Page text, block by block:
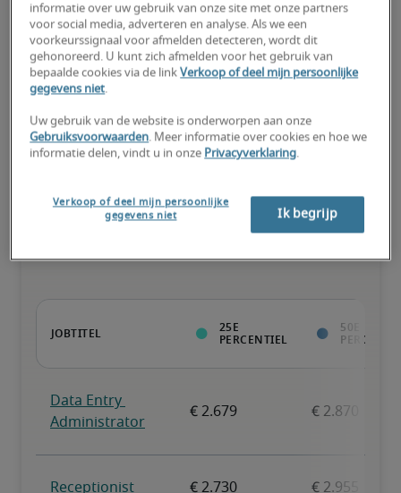
Kandidaat heeft bovengemiddeld veel ervaring, beschikt over (zo
goed als) alle nodige vaardigheden en kan ook gespecialiseerde
Salarissen voor vergelijkbare
informatie over uw gebruik van onze site met onze partners
voor social media, adverteren en analyse. Als we een
voorkeurssignaal voor afmelden detecteren, wordt dit
gehonoreerd. U kunt zich afmelden voor het gebruik van
bepaalde cookies via de linkVerkoop of deel mijn persoonlijke
gegevens niet.
Uw gebruik van de website is onderworpen aan onze
Gebruiksvoorwaarden. Meer informatie over cookies en hoe we
informatie delen, vindt u in onze Privacyverklaring.
Verkoop of deel mijn persoonlijke
gegevens niet
Ik begrijp